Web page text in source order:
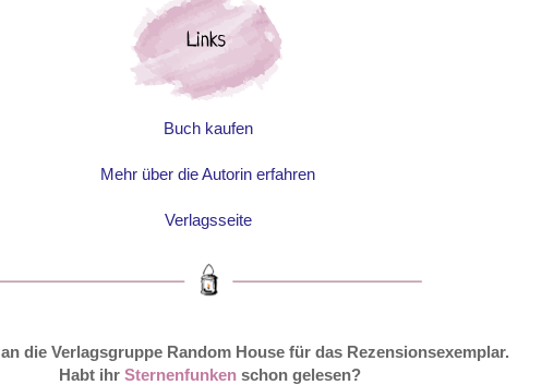
Buch kaufen
Mehr über die Autorin erfahren
Verlagsseite
an die Verlagsgruppe Random House für das Rezensionsexemplar.
Habt ihr Sternenfunken schon gelesen?